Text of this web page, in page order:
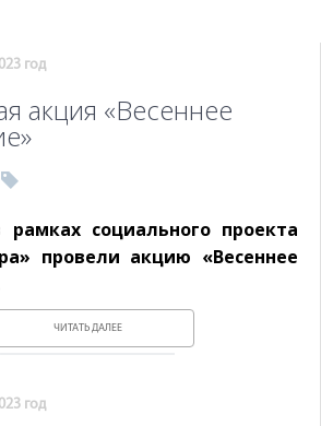
год
акция «Весеннее
социального проекта
провели акцию «Весеннее
ЧИТАТЬ ДАЛЕЕ
год